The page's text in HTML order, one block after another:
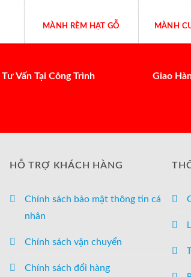
MÀNH RÈM HẠT GỖ MÀNH
Tư Vấn Tại Công Trình Giao
HỖ TRỢ KHÁCH HÀNG
Chính sách bảo mật thông tin cá
nhân
Chính sách vận chuyển
Chính sách đổi hàng